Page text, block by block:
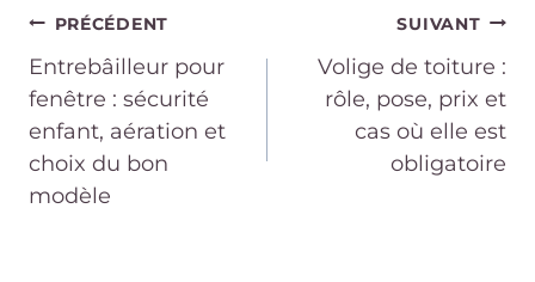
Navigation
de
l’article
PRÉCÉDENT
Entrebâilleur pour
fenêtre : sécurité
enfant, aération et
choix du bon
modèle
SUIVANT
Volige de toiture :
rôle, pose, prix et
cas où elle est
obligatoire